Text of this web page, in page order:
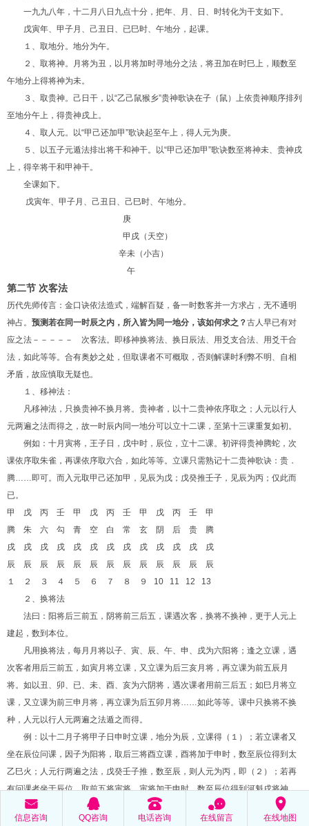
一九九八年，十二月八日九点十分，把年、月、日、时转化为干支如下。
戊寅年、甲子月、己丑日、已巳时、午地分，起课。
１、取地分。地分为午。
２、取将神。月将为丑，以月将加时寻地分之法，将丑加在时巳上，顺数至
午地分上得将神为未。
３、取贵神。己日干，以“乙己鼠猴乡”贵神歌诀在子（鼠）上依贵神顺序排列
至地分午上，得贵神戌上。
４、取人元。以“甲己还加甲”歌诀起至午上，得人元为庚。
５、以五子元遁法排出将干和神干。以“甲己还加甲”歌诀数至将神未、贵神戌
上，得辛将干和甲神干。
全课如下。
戊寅年、甲子月、己丑日、己巳时、午地分。
庚
甲戌（天空）
辛未（小吉）
午
第二节 次客法
历代先师传言：金口诀依法造式，端解百疑，备一时数客并一方求占，无不通明
神占。 预测若在同一时辰之内，所入皆为同一地分，该如何求之？古人早已有对
应之法－－－－－ 次客法。即移神换将法、换日辰法、用爻支合法、用爻干合
法，如此等等。合有奥妙之处，但取课者不可概取，否则解课时利弊不明、自相
矛盾，故应慎取无疑也。
１、移神法：
凡移神法，只换贵神不换月将。贵神者，以十二贵神依序取之；人元以行人
元两遍之法而得之，故一时辰内同一地分可以立十二课，至第十三课重复如初。
例如：十月寅将，王子日，戊中时，辰位，立十二课。初评得贵神腾蛇，次
课依序取朱雀，再课依序取六合，如此等等。立课只需熟记十二贵神歌诀：贵．
腾……即可。而入元取甲己还加甲，见辰为戊；戊癸推壬子，见辰为丙；仅此而
已。
甲 戊 丙 壬 甲 戊 丙 壬 甲 戊 丙 壬 甲
腾 朱 六 勾 青 空 白 常 玄 阴 后 贵 腾
戌 戌 戌 戌 戌 戌 戌 戌 戌 戌 戌 戌 戌
辰 辰 辰 辰 辰 辰 辰 辰 辰 辰 辰 辰 辰
１ ２ ３ ４ ５ ６ ７ ８ ９
10 11 12 13
２、换将法
法曰：阳将后三前五，阴将前三后五，课遇次客，换将不换神，更于人元上
建起，数到本位。
凡用换将法，每月月将以子、寅、辰、午、申、戌为六阳将；逢之立课，遇
次客者用后三前五，如寅月将立课，又立课为后三亥月将，再立课为前五辰月
将。如以丑、卯、已、未、酉、亥为六阴将，遇次课者用前三后五；如巳月将立
课，又立课为前三申月将，再立课为后五卯月将……如此等等。课中只换将不换
种，人元以行人元两遍之法遁之而得。
例：以十二月子将甲子日申时立课，地分为辰，立课得（１）；若立课者又
坐在辰位问课，因子为阳将，取后三将酉立课，酉将加于申时，数至辰位得到太
乙巳火；人元行两遍之法，戊癸壬子推，数至辰，则人元为丙，即（２）；若再
有问课者坐于辰位，取前五将寅将，寅将加于申时，数至辰位得到河魁戌将神，
人元以丙辛从戊起，数至地分辰上，则人元为壬，即（３）；仍有立课者地分为
辰，复取后三将亥，以月将加时 …；如此周而复始可立十二课，至十三课就重
󰄸
信息咨询
󰇇
QQ咨询
󰇯
电话咨询
󰂮
在线留言
󰅊
在线地图